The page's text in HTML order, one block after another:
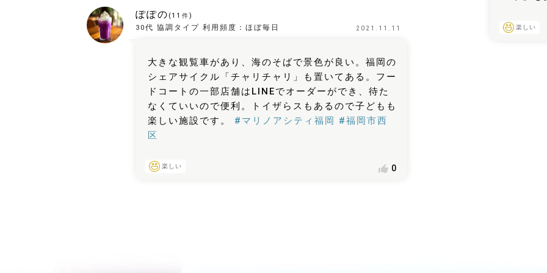
ぽぽの(11 件)
30代 協調タイプ 利用頻度： ほぼ毎日 2021.11.11
大きな観覧車があり、海のそばで景色が良い。福岡の
シェアサイクル「チャリチャリ」も置いてある。フー
ドコートの一部店舗はLINEでオーダーができ、待た
なくていいので便利。トイザらスもあるので子どもも
楽しい施設です。 #マリノアシティ福岡 #福岡市西
区
楽しい 0
楽しい